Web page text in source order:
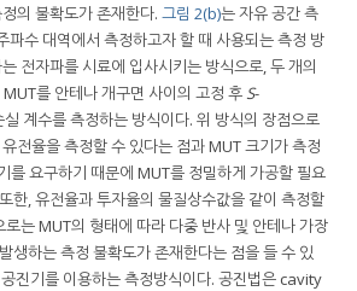
의 불확도가 존재한다. 그림 2(b)는 자유 공간 측
파수 대역에서 측정하고자 할 때 사용되는 측정 방
전자파를 시료에 입사시키는 방식으로, 두 개의
를 안테나 개구면 사이의 고정 후 S-
계수를 측정하는 방식이다. 위 방식의 장점으로
전율을 측정할 수 있다는 점과 MUT 크기가 측정
를 요구하기 때문에 MUT를 정밀하게 가공할 필요
한, 유전율과 투자율의 물질상수값을 같이 측정할
는 MUT의 형태에 따라 다중 반사 및 안테나 가장
생하는 측정 불확도가 존재한다는 점을 들 수 있
진기를 이용하는 측정방식이다. 공진법은 cavity